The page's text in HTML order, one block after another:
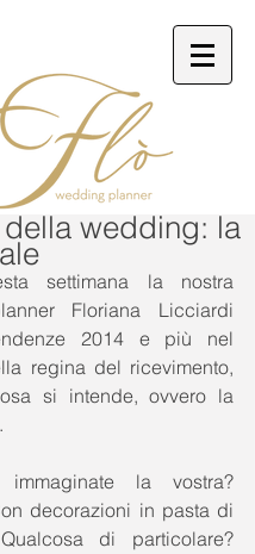
wedding: la
settimana la nostra
Floriana Licciardi
2014 e più nel
regina del ricevimento,
si intende, ovvero la
la vostra?
decorazioni in pasta di
di particolare?